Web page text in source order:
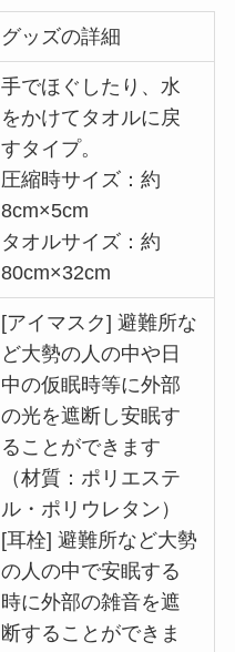
グッズの詳細
手でほぐしたり、水
をかけてタオルに戻
すタイプ。
圧縮時サイズ：約
8cm×5cm
タオルサイズ：約
80cm×32cm
[アイマスク] 避難所な
ど大勢の人の中や日
中の仮眠時等に外部
の光を遮断し安眠す
ることができます
（材質：ポリエステ
ル・ポリウレタン）
[耳栓] 避難所など大勢
の人の中で安眠する
時に外部の雑音を遮
断することができま